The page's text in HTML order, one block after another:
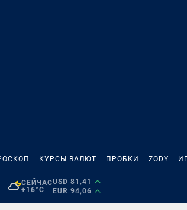
КУРСЫ ВАЛЮТ ПРОБКИ ZODY
СЕЙЧАС
+16°C
USD 81,41
EUR 94,06